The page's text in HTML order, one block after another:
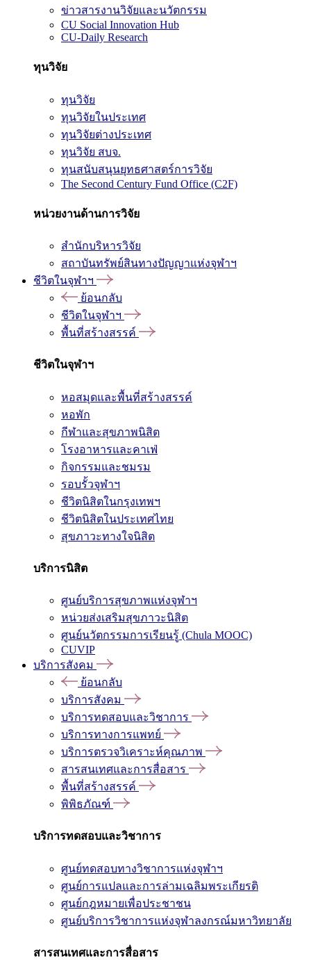
ข่าวสารงานวิจัยและนวัตกรรม
CU Social Innovation Hub
CU-Daily Research
ทุนวิจัย
ทุนวิจัย
ทุนวิจัยในประเทศ
ทุนวิจัยต่างประเทศ
ทุนวิจัย สบจ.
ทุนสนับสนุนยุทธศาสตร์การวิจัย
The Second Century Fund Office (C2F)
หน่วยงานด้านการวิจัย
สำนักบริหารวิจัย
สถาบันทรัพย์สินทางปัญญาแห่งจุฬาฯ
ชีวิตในจุฬาฯ
ย้อนกลับ
ชีวิตในจุฬาฯ
พื้นที่สร้างสรรค์
ชีวิตในจุฬาฯ
หอสมุดและพื้นที่สร้างสรรค์
หอพัก
กีฬาและสุขภาพนิสิต
โรงอาหารและคาเฟ่
กิจกรรมและชมรม
รอบรั้วจุฬาฯ
ชีวิตนิสิตในกรุงเทพฯ
ชีวิตนิสิตในประเทศไทย
สุขภาวะทางใจนิสิต
บริการนิสิต
ศูนย์บริการสุขภาพแห่งจุฬาฯ
หน่วยส่งเสริมสุขภาวะนิสิต
ศูนย์นวัตกรรมการเรียนรู้ (Chula MOOC)
CUVIP
บริการสังคม
ย้อนกลับ
บริการสังคม
บริการทดสอบและวิชาการ
บริการทางการแพทย์
บริการตรวจวิเคราะห์คุณภาพ
สารสนเทศและการสื่อสาร
พื้นที่สร้างสรรค์
พิพิธภัณฑ์
บริการทดสอบและวิชาการ
ศูนย์ทดสอบทางวิชาการแห่งจุฬาฯ
ศูนย์การแปลและการล่ามเฉลิมพระเกียรติ
ศูนย์กฎหมายเพื่อประชาชน
ศูนย์บริการวิชาการแห่งจุฬาลงกรณ์มหาวิทยาลัย
สารสนเทศและการสื่อสาร